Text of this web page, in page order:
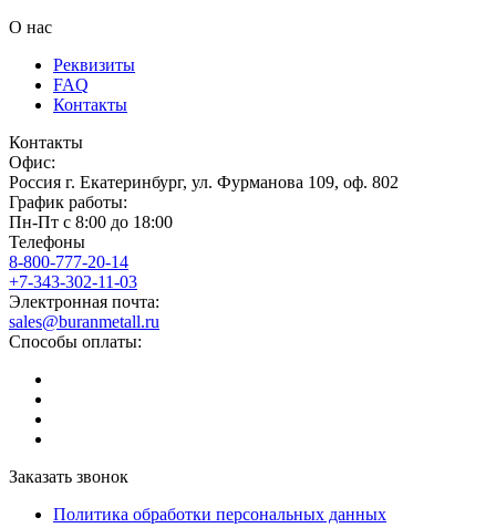
О нас
Реквизиты
FAQ
Контакты
Контакты
Офис:
Россия г. Екатеринбург, ул. Фурманова 109, оф. 802
График работы:
Пн-Пт с 8:00 до 18:00
Телефоны
8-800-777-20-14
+7-343-302-11-03
Электронная почта:
sales@buranmetall.ru
Способы оплаты:
Заказать звонок
Политика обработки персональных данных